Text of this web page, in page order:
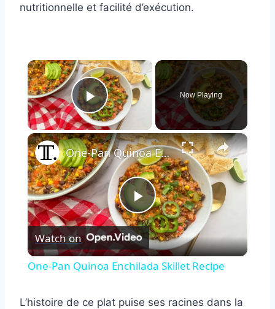
nutritionnelle et facilité d’exécution.
×
Play Video
Now Playing
×
Play
Video
One-Pan Quinoa Enchilada Skillet Recipe
Watch on
One-Pan Quinoa Enchilada Skillet Recipe
L’histoire de ce plat puise ses racines dans la